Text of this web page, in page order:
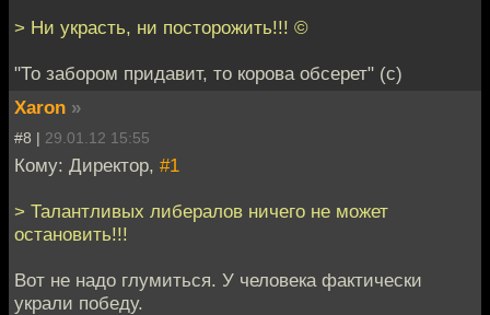
> Ни украсть, ни посторожить!!! ©
"То забором придавит, то корова обсерет" (с)
Xaron »
#8 | 29.01.12 15:55
Кому: Директор, #1
> Талантливых либералов ничего не может
остановить!!!
Вот не надо глумиться. У человека фактически
украли победу.